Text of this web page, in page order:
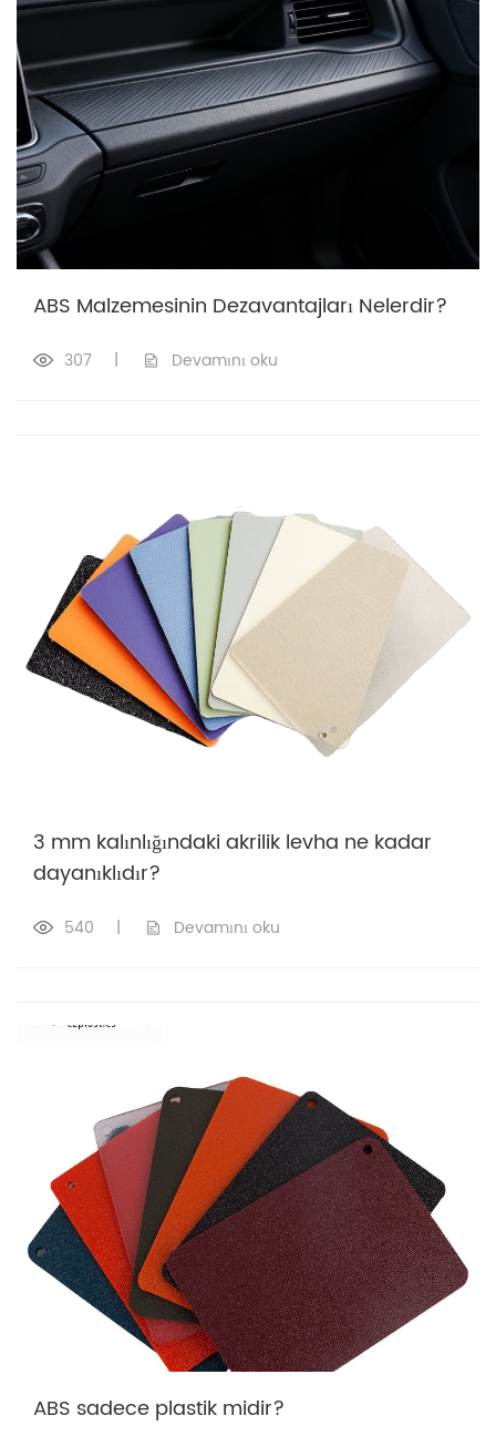
ABS Malzemesinin Dezavantajları Nelerdir?
307 | Devamını oku
3 mm kalınlığındaki akrilik levha ne kadar
dayanıklıdır?
540 | Devamını oku
ABS sadece plastik midir?